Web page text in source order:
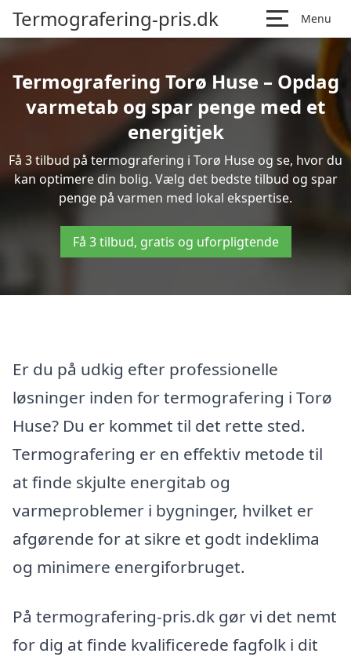
Termografering-pris.dk Menu
Termografering Torø Huse – Opdag
varmetab og spar penge med et
energitjek
Få 3 tilbud på termografering i Torø Huse og se, hvor du
kan optimere din bolig. Vælg det bedste tilbud og spar
penge på varmen med lokal ekspertise.
Få 3 tilbud, gratis og uforpligtende
Er du på udkig efter professionelle
løsninger inden for termografering i Torø
Huse? Du er kommet til det rette sted.
Termografering er en effektiv metode til
at finde skjulte energitab og
varmeproblemer i bygninger, hvilket er
afgørende for at sikre et godt indeklima
og minimere energiforbruget.
På termografering-pris.dk gør vi det nemt
for dig at finde kvalificerede fagfolk i dit